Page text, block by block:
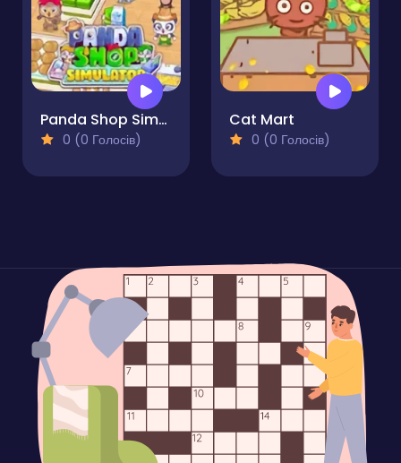
Panda Shop Simulator
0 (0 Голосів)
Cat Mart
0 (0 Голосів)